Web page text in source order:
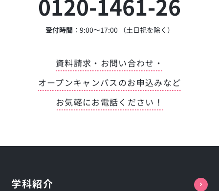
0120-1461-26
受付時間 ：9:00～17:00 （土日祝を除く）
資料請求・お問い合わせ・
オープンキャンパスのお申込みなど
お気軽にお電話ください！
学科紹介